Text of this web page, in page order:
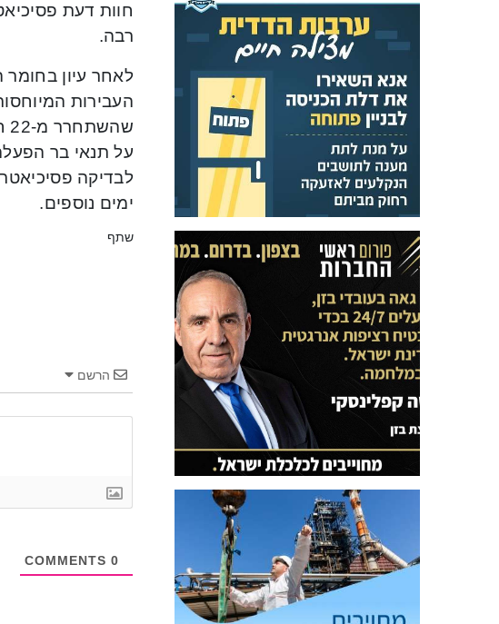
חוות דעת
רבה.
לאחר עיון
העבירות
על תנאי בר
ימים נוספים.
שתף
הרשם
0